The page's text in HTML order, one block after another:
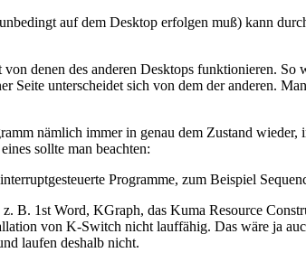
auf dem Desktop erfolgen muß) kann
denen des anderen Desktops funktionieren.
Seite unterscheidet sich von dem der anderen.
nämlich immer in genau dem Zustand
sollte man beachten:
Programme, zum Beispiel
B. 1st Word, KGraph, das Kuma Resource
von K-Switch nicht lauffähig. Das wäre ja
laufen deshalb nicht.